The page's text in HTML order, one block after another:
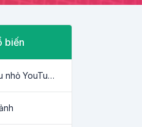
biến
Trình tải hình thu nhỏ YouTube